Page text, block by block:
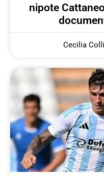
nipote
Cecilia Colli